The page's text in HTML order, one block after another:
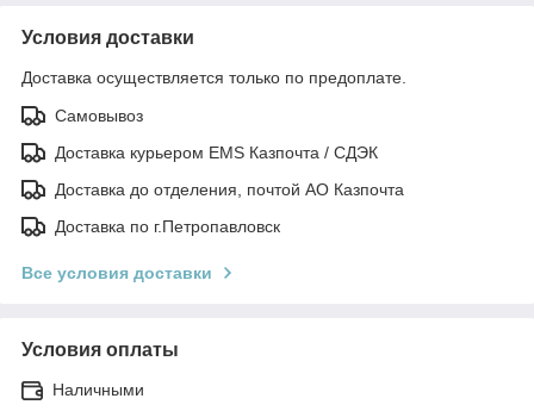
Условия доставки
Доставка осуществляется только по предоплате.
Самовывоз
Доставка курьером EMS Казпочта / СДЭК
Доставка до отделения, почтой АО Казпочта
Доставка по г.Петропавловск
Все условия доставки
Условия оплаты
Наличными